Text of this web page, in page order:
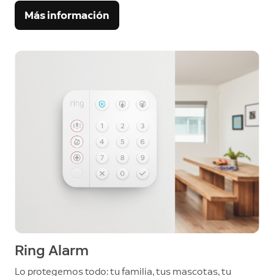
Más información
Ring Alarm
Lo protegemos todo: tu familia, tus mascotas, tu